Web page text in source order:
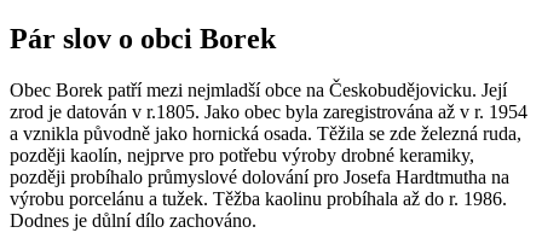
Pár slov o obci Borek
Obec Borek patří mezi nejmladší obce na Českobudějovicku. Její
zrod je datován v r.1805. Jako obec byla zaregistrována až v r. 1954
a vznikla původně jako hornická osada. Těžila se zde železná ruda,
později kaolín, nejprve pro potřebu výroby drobné keramiky,
později probíhalo průmyslové dolování pro Josefa Hardtmutha na
výrobu porcelánu a tužek. Těžba kaolinu probíhala až do r. 1986.
Dodnes je důlní dílo zachováno.